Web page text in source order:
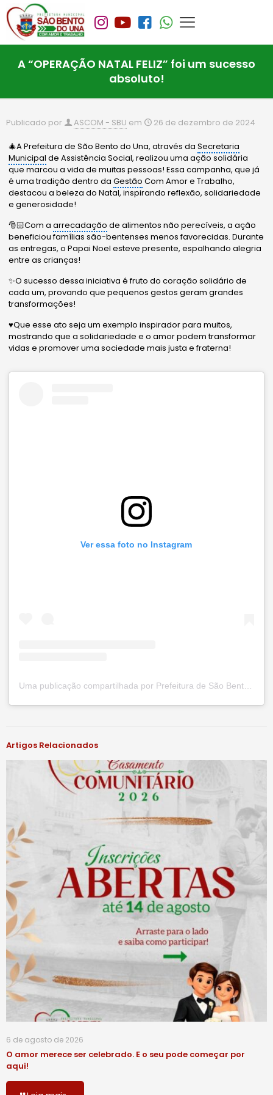
A “OPERAÇÃO NATAL FELIZ” foi um sucesso
absoluto!
Publicado por ASCOM - SBU em 26 de dezembro de 2024
🎄A Prefeitura de São Bento do Una, através daSecretaria
Municipal de Assistência Social, realizou uma ação solidária
que marcou a vida de muitas pessoas! Essa campanha, que já
é uma tradição dentro daGestão Com Amor e Trabalho,
destacou a beleza do Natal, inspirando reflexão, solidariedade
e generosidade!
🎅🏻Com aarrecadação de alimentos não perecíveis, a ação
beneficiou famílias são-bentenses menos favorecidas. Durante
as entregas, o Papai Noel esteve presente, espalhando alegria
entre as crianças!
✨O sucesso dessa iniciativa é fruto do coração solidário de
cada um, provando que pequenos gestos geram grandes
transformações!
♥️Que esse ato seja um exemplo inspirador para muitos,
mostrando que a solidariedade e o amor podem transformar
vidas e promover uma sociedade mais justa e fraterna!
Ver essa foto no Instagram
#notíciassbu
Artigos Relacionados
6 de agosto de 2026
O amor merece ser celebrado. E o seu pode começar por
aqui!